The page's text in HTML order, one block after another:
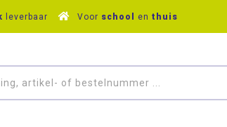
leverbaar Voor school en thuis